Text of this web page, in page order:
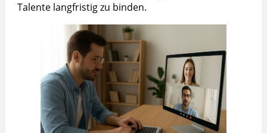
Talente langfristig zu binden.